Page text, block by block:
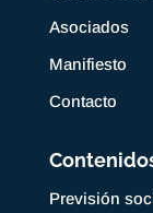
Asociados
Manifiesto
Contacto
Previsión